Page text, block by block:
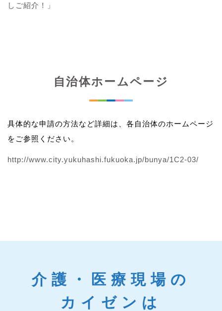
しご紹介！」
自治体ホームページ
具体的な申請の方法など詳細は、各自治体のホームページ
をご参照ください。
http://www.city.yukuhashi.fukuoka.jp/bunya/1C2-03/
介護・医療現場の
カイゼンは